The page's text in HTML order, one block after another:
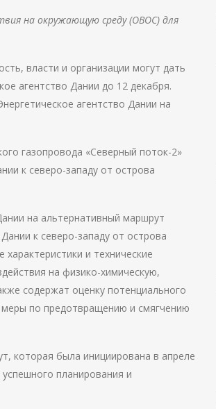
на окружающую среду (ОВОС) для
власти и организации могут дать
агентство Дании до 12 декабря.
агентство Дании на
газопровода «Северный поток-2»
к северо-западу от острова
на альтернативный маршрут
к северо-западу от острова
и технические
на физико-химическую,
содержат оценку потенциального
меры по предотвращению и смягчению
которая была инициирована в апреле
планирования и